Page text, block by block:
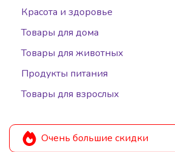
Красота и здоровье
Товары для дома
Товары для животных
Продукты питания
Товары для взрослых
Очень большие скидки